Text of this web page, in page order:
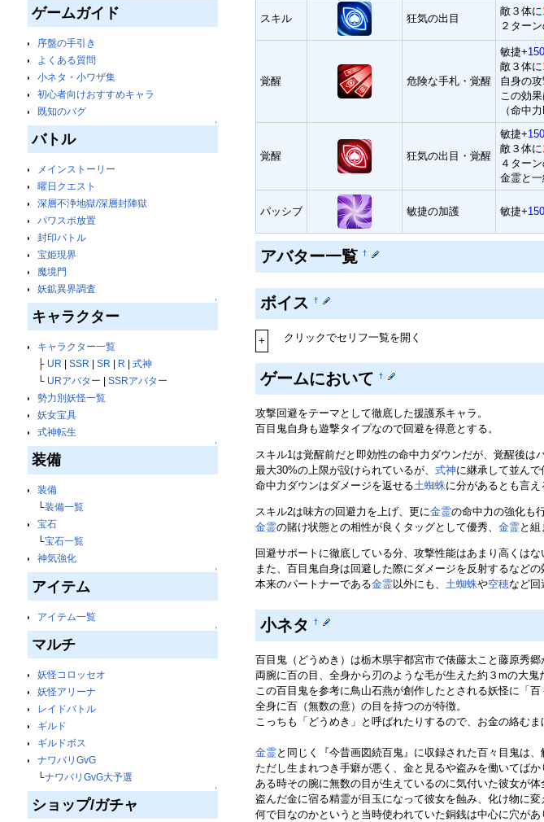
ゲームガイド
序盤の手引き
よくある質問
小ネタ・小ワザ集
初心者向けおすすめキャラ
既知のバグ
↑
バトル
メインストーリー
曜日クエスト
深層不浄地獄/深層封陣獄
パワスポ放置
封印バトル
宝姫現界
魔境門
妖鉱異界調査
↑
キャラクター
キャラクター一覧
├ UR SSR SR R
式神
└ URアバター
SSRアバター
勢力別妖怪一覧
妖女宝具
式神転生
↑
装備
装備
└装備一覧
宝石
└宝石一覧
神気強化
↑
アイテム
アイテム一覧
↑
マルチ
妖怪コロッセオ
妖怪アリーナ
レイドバトル
ギルド
ギルドボス
ナワバリGvG
└ナワバリGvG大予選
↑
ショップ/ガチャ
スキル 狂気の出目
敵３体に
２ター
覚醒 危険な手札・覚醒
敏捷+
敵３体に
自身の
この効
（命中
覚醒 狂気の出目・覚醒
敏捷+
敵３体に
４ター
金霊と
パッシブ 敏捷の加護 敏捷+
アバター一覧 †
ボイス †
+ クリックでセリフ一覧を開く
ゲームにおいて †
攻撃回避をテーマとして徹底した援護系キャラ。
百目鬼自身も遊撃タイプなので回避を得意とする。
スキル1は覚醒前だと即効性の命中力ダウンだが、覚醒後は
最大30%の上限が設けられているが、 式神に継承して並んで
命中力ダウンはダメージを返せる土蜘蛛に分があるとも言え
スキル2は味方の回避力を上げ、更に金霊の命中力の強化も行
金霊の賭け状態との相性が良くタッグとして優秀、 金霊と組
回避サポートに徹底している分、攻撃性能はあまり高くはな
また、百目鬼自身は回避した際にダメージを反射するなど
本来のパートナーである金霊以外にも、 土蜘蛛や空穂など回
小ネタ †
百目鬼（どうめき）は栃木県宇都宮市で俵藤太こと藤原秀郷
両腕に百の目、全身から刃のような毛が生えた約３mの大
この百目鬼を参考に鳥山石燕が創作したとされる妖怪に「百
全身に百（無数の意）の目を持つのが特徴。
こっちも「どうめき」と呼ばれたりするので、お金の絡む
金霊と同じく『今昔画図続百鬼』に収録された百々目鬼は、
ただし生まれつき手癖が悪く、金と見るや盗みを働いてばか
ある時その腕に無数の目が生えているのに気付いた彼女が
盗んだ金に宿る精霊が目玉になって彼女を蝕み、化け物に変
何で目なのかというと当時使われていた銅銭は中心に穴が